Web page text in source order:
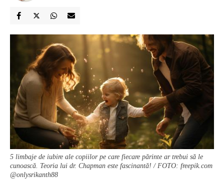
5 limbaje de iubire ale copiilor pe care fiecare părinte ar trebui să le
cunoască. Teoria lui dr. Chapman este fascinantă! / FOTO: freepik.com
@onlysrikanth88